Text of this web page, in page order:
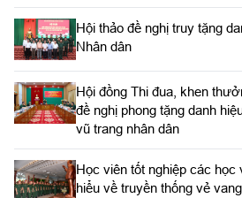
Hội thảo đề nghị truy tặng
Nhân dân
Hội đồng Thi đua, khen
đề nghị phong tặng danh
vũ trang nhân dân
Học viên tốt nghiệp các
hiểu về truyền thống vẻ